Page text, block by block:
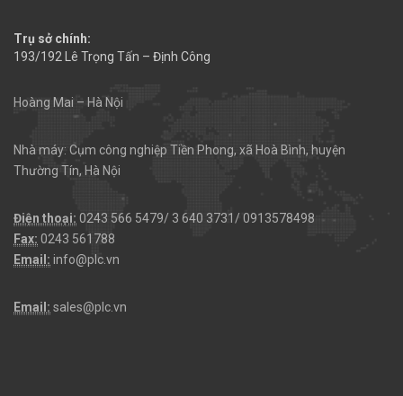
Trụ sở chính:
193/192 Lê Trọng Tấn – Định Công
Hoàng Mai – Hà Nội
Nhà máy: Cụm công nghiệp Tiền Phong, xã Hoà Bình, huyện
Thường Tín, Hà Nội
Điện thoại: 0243 566 5479/ 3 640 3731/ 0913578498
Fax: 0243 561788
Email: info@plc.vn
Email: sales@plc.vn